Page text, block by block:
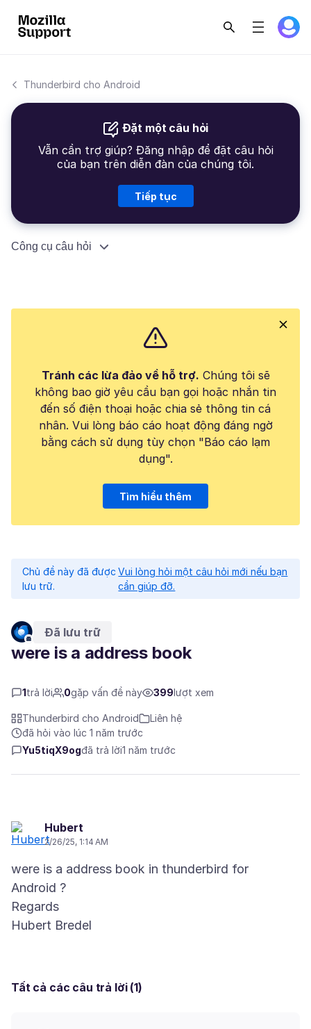
Thunderbird cho Android
Đặt một câu hỏi
Vẫn cần trợ giúp? Đăng nhập để đặt câu hỏi
của bạn trên diễn đàn của chúng tôi.
Tiếp tục
Công cụ câu hỏi
Tránh các lừa đảo về hỗ trợ. Chúng tôi sẽ
không bao giờ yêu cầu bạn gọi hoặc nhắn tin
đến số điện thoại hoặc chia sẻ thông tin cá
nhân. Vui lòng báo cáo hoạt động đáng ngờ
bằng cách sử dụng tùy chọn "Báo cáo lạm
dụng".
Tìm hiểu thêm
Chủ đề này đã được
lưu trữ.
Vui lòng hỏi một câu hỏi mới nếu bạn
cần giúp đỡ.
Đã lưu trữ
were is a address book
1trả lời 0gặp vấn đề này 399lượt xem
Thunderbird cho Android
Liên hệ
đã hỏi vào lúc 1 năm trước
Yu5tiqX9ogđã trả lời1 năm trước
Hubert
2/26/25, 1:14 AM
were is a address book in thunderbird for
Android ?
Regards
Tất cả các câu trả lời (1)